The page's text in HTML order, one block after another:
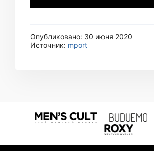
Опубликовано: 30 июня 2020
Источник: mport